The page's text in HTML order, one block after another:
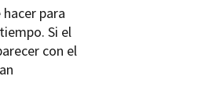
para
Si el
con el